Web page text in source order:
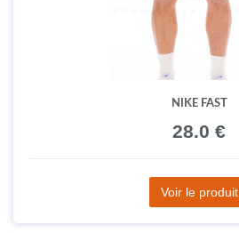
NIKE FAST
28.0 €
Voir le produit